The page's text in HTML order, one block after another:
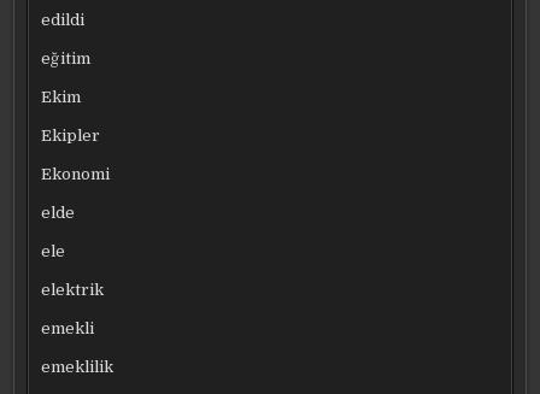
edildi
eğitim
Ekim
Ekipler
Ekonomi
elde
ele
elektrik
emekli
emeklilik